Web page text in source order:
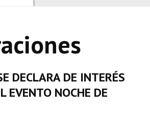
DECLARA DE INTERÉS
EVENTO NOCHE DE